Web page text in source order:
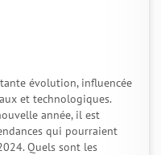
évolution, influencée
et technologiques.
année, il est
qui pourraient
Quels sont les